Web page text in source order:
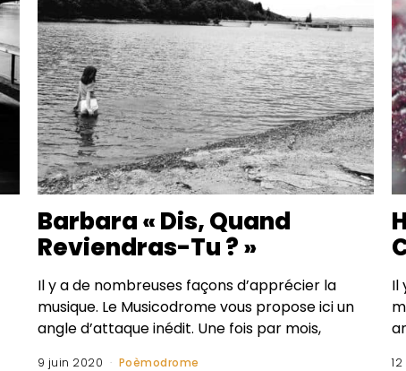
Barbara « Dis, Quand
Reviendras-Tu ? »
Il y a de nombreuses façons d’apprécier la
musique. Le Musicodrome vous propose ici un
angle d’attaque inédit. Une fois par mois,
9 juin 2020 Poèmodrome
Il